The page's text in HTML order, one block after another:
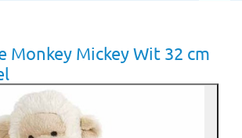
Monkey Mickey Wit 32 cm